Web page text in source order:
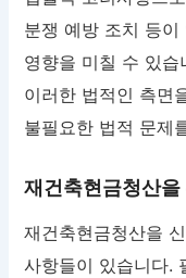
분쟁 예방 조치 등
영향을 미칠 수 있습
이러한 법적인 측면
불필요한 법적 문제
재건축현금청산
재건축현금청산을
사항들이 있습니다.